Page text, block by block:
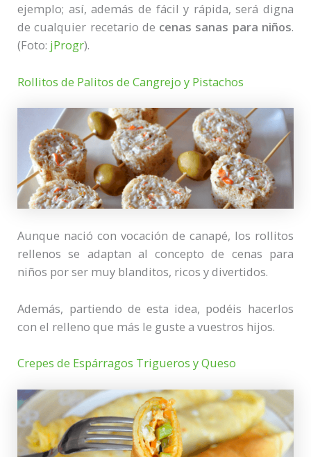
ejemplo; así, además de fácil y rápida, será digna
de cualquier recetario de cenas sanas para niños.
(Foto: jProgr).
Rollitos de Palitos de Cangrejo y Pistachos
Aunque nació con vocación de canapé, los rollitos
rellenos se adaptan al concepto de cenas para
niños por ser muy blanditos, ricos y divertidos.
Además, partiendo de esta idea, podéis hacerlos
con el relleno que más le guste a vuestros hijos.
Crepes de Espárragos Trigueros y Queso